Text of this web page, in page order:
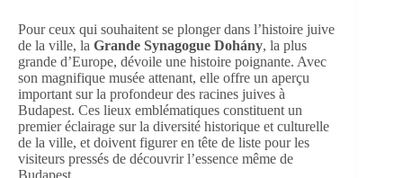
Pour ceux qui souhaitent se plonger dans l’histoire juive
de la ville, la Grande Synagogue Dohány, la plus
grande d’Europe, dévoile une histoire poignante. Avec
son magnifique musée attenant, elle offre un aperçu
important sur la profondeur des racines juives à
Budapest. Ces lieux emblématiques constituent un
premier éclairage sur la diversité historique et culturelle
de la ville, et doivent figurer en tête de liste pour les
visiteurs pressés de découvrir l’essence même de
Budapest.